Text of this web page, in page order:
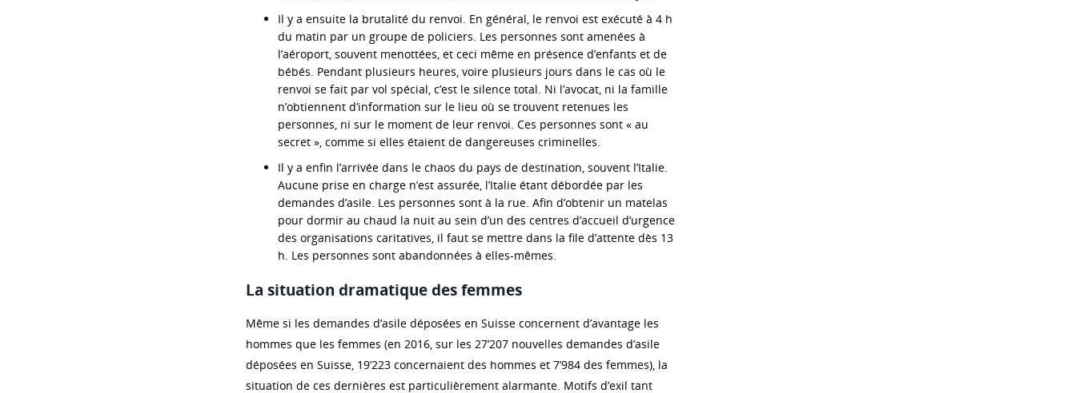
Il y a ensuite la brutalité du renvoi. En général, le renvoi est exécuté à 4 h
du matin par un groupe de policiers. Les personnes sont amenées à
l’aéroport, souvent menottées, et ceci même en présence d’enfants et de
bébés. Pendant plusieurs heures, voire plusieurs jours dans le cas où le
renvoi se fait par vol spécial, c’est le silence total. Ni l’avocat, ni la famille
n’obtiennent d’information sur le lieu où se trouvent retenues les
personnes, ni sur le moment de leur renvoi. Ces personnes sont « au
secret », comme si elles étaient de dangereuses criminelles.
Il y a enfin l’arrivée dans le chaos du pays de destination, souvent l’Italie.
Aucune prise en charge n’est assurée, l’Italie étant débordée par les
demandes d’asile. Les personnes sont à la rue. Afin d’obtenir un matelas
pour dormir au chaud la nuit au sein d’un des centres d’accueil d’urgence
des organisations caritatives, il faut se mettre dans la file d’attente dès 13
h. Les personnes sont abandonnées à elles-mêmes.
La situation dramatique des femmes
Même si les demandes d’asile déposées en Suisse concernent d’avantage les
hommes que les femmes (en 2016, sur les 27’207 nouvelles demandes d’asile
déposées en Suisse, 19’223 concernaient des hommes et 7’984 des femmes), la
situation de ces dernières est particulièrement alarmante. Motifs d’exil tant